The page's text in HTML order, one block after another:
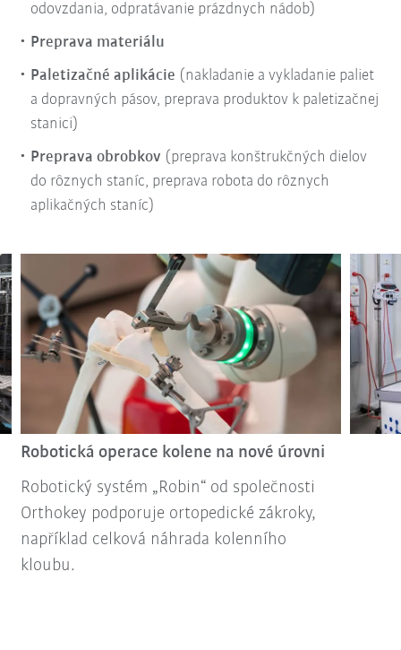
odovzdania, odpratávanie prázdnych nádob)
Preprava materiálu
Paletizačné aplikácie (nakladanie a vykladanie paliet
a dopravných pásov, preprava produktov k paletizačnej
stanici)
Preprava obrobkov (preprava konštrukčných dielov
do rôznych staníc, preprava robota do rôznych
aplikačných staníc)
Robotická operace kolene na nové úrovni
Robotický systém „Robin“ od společnosti
Orthokey podporuje ortopedické zákroky,
například celková náhrada kolenního
kloubu.